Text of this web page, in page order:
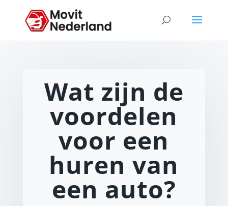
Wat zijn de
voordelen
voor een
huren van
een auto?